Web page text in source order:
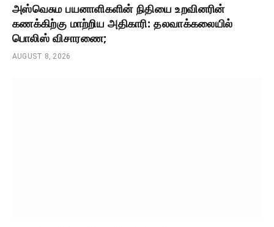
அஸ்வெசும பயனாளிகளின் நிதியை உறவினரின்
கணக்கிற்கு மாற்றிய அதிகாரி: தலவாக்கலையில்
பொலிஸ் விசாரணை;
AUGUST 8, 2026